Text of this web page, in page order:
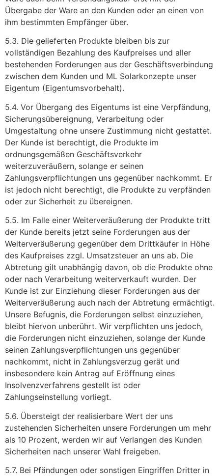
Übergabe der Ware an den Kunden oder an einen von
ihm bestimmten Empfänger über.
5.3. Die gelieferten Produkte bleiben bis zur
vollständigen Bezahlung des Kaufpreises und aller
bestehenden Forderungen aus der Geschäftsverbindung
zwischen dem Kunden und ML Solarkonzepte unser
Eigentum (Eigentumsvorbehalt).
5.4. Vor Übergang des Eigentums ist eine Verpfändung,
Sicherungsübereignung, Verarbeitung oder
Umgestaltung ohne unsere Zustimmung nicht gestattet.
Der Kunde ist berechtigt, die Produkte im
ordnungsgemäßen Geschäftsverkehr
weiterzuveräußern, solange er seinen
Zahlungsverpflichtungen uns gegenüber nachkommt. Er
ist jedoch nicht berechtigt, die Produkte zu verpfänden
oder zur Sicherheit zu übereignen.
5.5. Im Falle einer Weiterveräußerung der Produkte tritt
der Kunde bereits jetzt seine Forderungen aus der
Weiterveräußerung gegenüber dem Drittkäufer in Höhe
des Kaufpreises zzgl. Umsatzsteuer an uns ab. Die
Abtretung gilt unabhängig davon, ob die Produkte ohne
oder nach Verarbeitung weiterverkauft wurden. Der
Kunde ist zur Einziehung dieser Forderungen aus der
Weiterveräußerung auch nach der Abtretung ermächtigt.
Unsere Befugnis, die Forderungen selbst einzuziehen,
bleibt hiervon unberührt. Wir verpflichten uns jedoch,
die Forderungen nicht einzuziehen, solange der Kunde
seinen Zahlungsverpflichtungen uns gegenüber
nachkommt, nicht in Zahlungsverzug gerät und
insbesondere kein Antrag auf Eröffnung eines
Insolvenzverfahrens gestellt ist oder
Zahlungseinstellung vorliegt.
5.6. Übersteigt der realisierbare Wert der uns
zustehenden Sicherheiten unsere Forderungen um mehr
als 10 Prozent, werden wir auf Verlangen des Kunden
Sicherheiten nach unserer Wahl freigeben.
5.7. Bei Pfändungen oder sonstigen Eingriffen Dritter in